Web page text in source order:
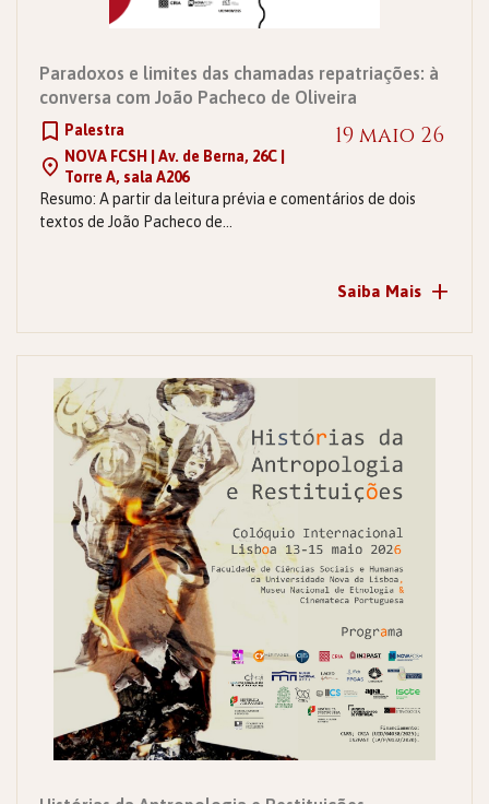
Paradoxos e limites das chamadas repatriações: à
conversa com João Pacheco de Oliveira
Palestra
NOVA FCSH | Av. de Berna, 26C |
Torre A, sala A206
19 maio 26
Resumo: A partir da leitura prévia e comentários de dois
textos de João Pacheco de…
Saiba Mais +